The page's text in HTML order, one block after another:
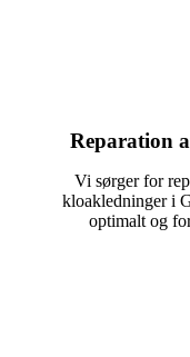
Reparation
Vi sørger for
kloakledninger i
optimalt og